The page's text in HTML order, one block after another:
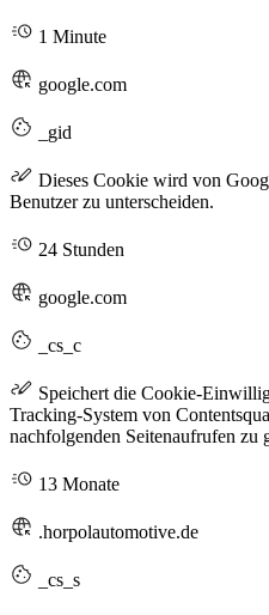
1 Minute
google.com
_gid
Dieses Cookie wird von
Benutzer zu unterscheiden.
24 Stunden
google.com
_cs_c
Speichert die Cookie-
Tracking-System von
nachfolgenden Seitenaufrufen zu
13 Monate
.horpolautomotive.de
_cs_s